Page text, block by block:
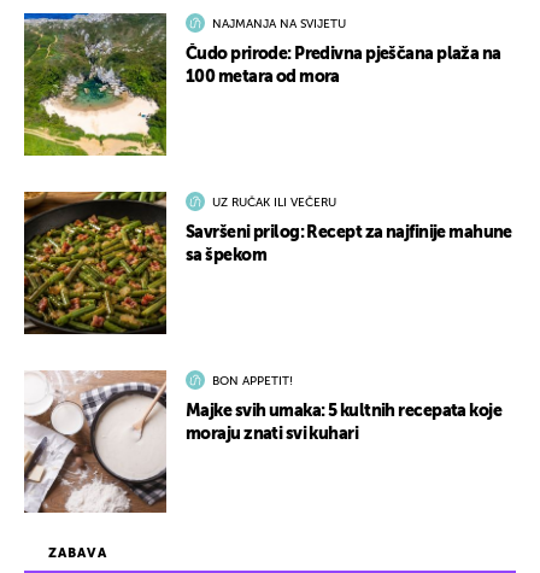
ZABAVA
NAJMANJA NA SVIJETU
Čudo prirode: Predivna pješčana plaža na
100 metara od mora
UZ RUČAK ILI VEČERU
Savršeni prilog: Recept za najfinije mahune
sa špekom
BON APPETIT!
Majke svih umaka: 5 kultnih recepata koje
moraju znati svi kuhari